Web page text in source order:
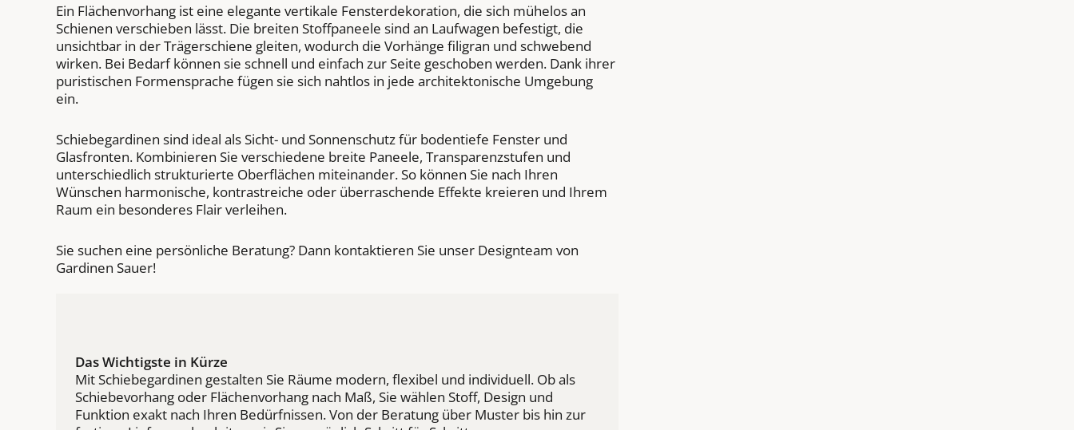
Ein Flächenvorhang ist eine elegante vertikale Fensterdekoration, die sich mühelos an
Schienen verschieben lässt. Die breiten Stoffpaneele sind an Laufwagen befestigt, die
unsichtbar in der Trägerschiene gleiten, wodurch die Vorhänge filigran und schwebend
wirken. Bei Bedarf können sie schnell und einfach zur Seite geschoben werden. Dank ihrer
puristischen Formensprache fügen sie sich nahtlos in jede architektonische Umgebung
ein.
Schiebegardinen sind ideal als Sicht- und Sonnenschutz für bodentiefe Fenster und
Glasfronten. Kombinieren Sie verschiedene breite Paneele, Transparenzstufen und
unterschiedlich strukturierte Oberflächen miteinander. So können Sie nach Ihren
Wünschen harmonische, kontrastreiche oder überraschende Effekte kreieren und Ihrem
Raum ein besonderes Flair verleihen.
Sie suchen eine persönliche Beratung? Dann kontaktieren Sie unser Designteam von
Gardinen Sauer!
Das Wichtigste in Kürze
Mit Schiebegardinen gestalten Sie Räume modern, flexibel und individuell. Ob als
Schiebevorhang oder Flächenvorhang nach Maß, Sie wählen Stoff, Design und
Funktion exakt nach Ihren Bedürfnissen. Von der Beratung über Muster bis hin zur